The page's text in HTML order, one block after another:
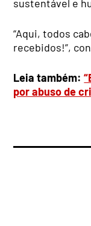
sustentável e
“Aqui, todos
recebidos!”,
Leia também:
por abuso de